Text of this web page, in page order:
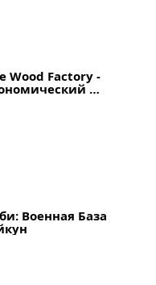
Wood Factory -
Военная База